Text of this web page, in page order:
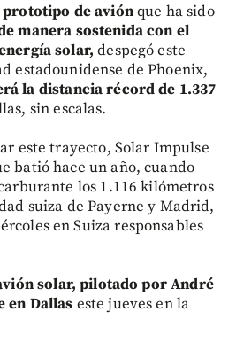
prototipo de aviónque ha sido
manera sostenida con el
solar, despegó este
estadounidense de Phoenix,
la distancia récord de 1.337
sin escalas.
este trayecto, Solar Impulse
batió hace un año, cuando
los 1.116 kilómetros
suiza de Payerne y Madrid,
en Suiza responsables
solar, pilotado por André
en Dallas este jueves en la